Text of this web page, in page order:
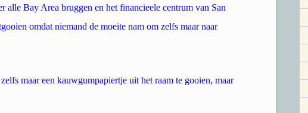
alle Bay Area bruggen en het financieele centrum van San
omdat niemand de moeite nam om zelfs maar naar
maar een kauwgumpapiertje uit het raam te gooien, maar